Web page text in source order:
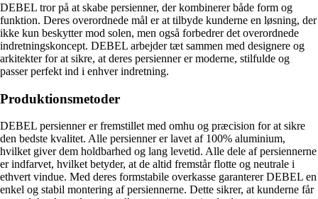
DEBEL tror på at skabe persienner, der kombinerer både form og
funktion. Deres overordnede mål er at tilbyde kunderne en løsning, der
ikke kun beskytter mod solen, men også forbedrer det overordnede
indretningskoncept. DEBEL arbejder tæt sammen med designere og
arkitekter for at sikre, at deres persienner er moderne, stilfulde og
passer perfekt ind i enhver indretning.
Produktionsmetoder
DEBEL persienner er fremstillet med omhu og præcision for at sikre
den bedste kvalitet. Alle persienner er lavet af 100% aluminium,
hvilket giver dem holdbarhed og lang levetid. Alle dele af persiennerne
er indfarvet, hvilket betyder, at de altid fremstår flotte og neutrale i
ethvert vindue. Med deres formstabile overkasse garanterer DEBEL en
enkel og stabil montering af persiennerne. Dette sikrer, at kunderne får